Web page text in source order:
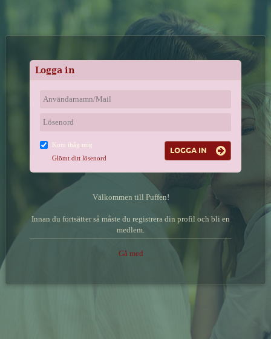
Logga in
Kom ihåg mig
Glömt ditt lösenord
Välkommen till Puffen!
Innan du fortsätter så måste du registrera din profil och bli en
medlem.
Gå med